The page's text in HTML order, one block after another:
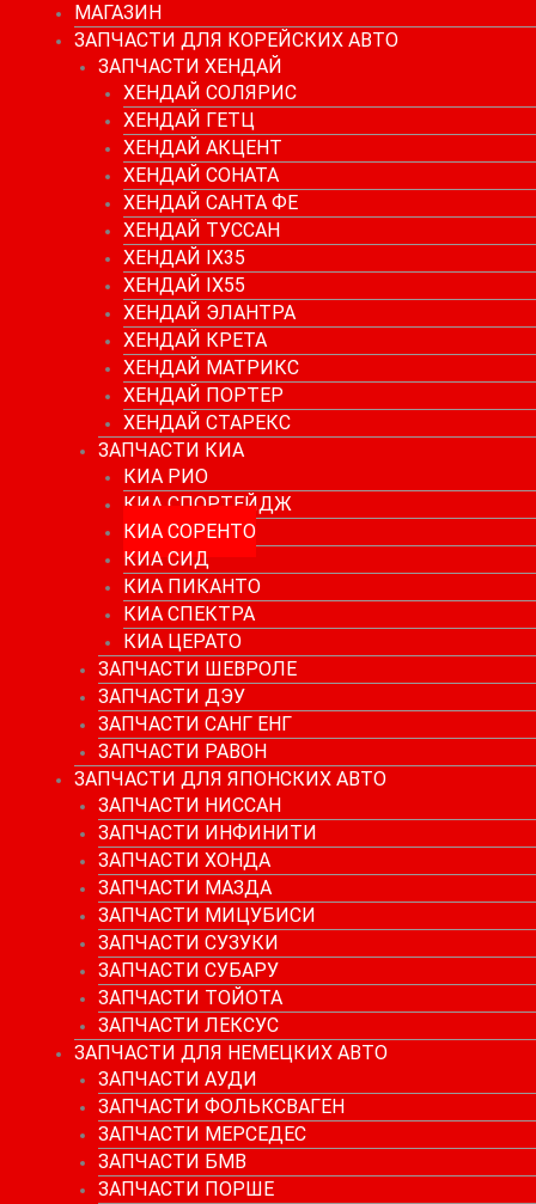
МАГАЗИН
ЗАПЧАСТИ ДЛЯ КОРЕЙСКИХ АВТО
ЗАПЧАСТИ ХЕНДАЙ
ХЕНДАЙ СОЛЯРИС
ХЕНДАЙ ГЕТЦ
ХЕНДАЙ АКЦЕНТ
ХЕНДАЙ СОНАТА
ХЕНДАЙ САНТА ФЕ
ХЕНДАЙ ТУССАН
ХЕНДАЙ IX35
ХЕНДАЙ IX55
ХЕНДАЙ ЭЛАНТРА
ХЕНДАЙ КРЕТА
ХЕНДАЙ МАТРИКС
ХЕНДАЙ ПОРТЕР
ХЕНДАЙ СТАРЕКС
ЗАПЧАСТИ КИА
КИА РИО
КИА СПОРТЕЙДЖ
КИА СОРЕНТО
КИА СИД
КИА ПИКАНТО
КИА СПЕКТРА
КИА ЦЕРАТО
ЗАПЧАСТИ ШЕВРОЛЕ
ЗАПЧАСТИ ДЭУ
ЗАПЧАСТИ САНГ ЕНГ
ЗАПЧАСТИ РАВОН
ЗАПЧАСТИ ДЛЯ ЯПОНСКИХ АВТО
ЗАПЧАСТИ НИССАН
ЗАПЧАСТИ ИНФИНИТИ
ЗАПЧАСТИ ХОНДА
ЗАПЧАСТИ МАЗДА
ЗАПЧАСТИ МИЦУБИСИ
ЗАПЧАСТИ СУЗУКИ
ЗАПЧАСТИ СУБАРУ
ЗАПЧАСТИ ТОЙОТА
ЗАПЧАСТИ ЛЕКСУС
ЗАПЧАСТИ ДЛЯ НЕМЕЦКИХ АВТО
ЗАПЧАСТИ АУДИ
ЗАПЧАСТИ ФОЛЬКСВАГЕН
ЗАПЧАСТИ МЕРСЕДЕС
ЗАПЧАСТИ БМВ
ЗАПЧАСТИ ПОРШЕ